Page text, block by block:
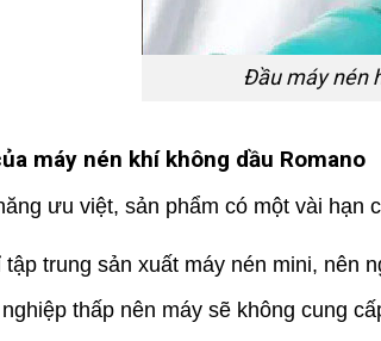
Đầu máy nén
máy nén khí không dầu Romano
ưu việt, sản phẩm có một vài
tập trung sản xuất máy nén mini, nên
thấp nên máy sẽ không cung